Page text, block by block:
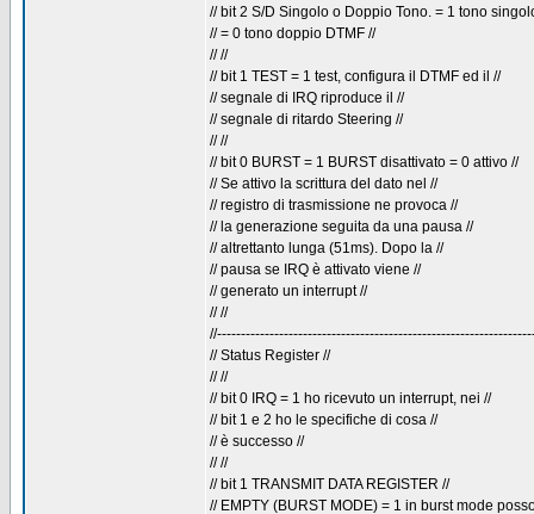
// bit 2 S/D Singolo o Doppio Tono. = 1 tono
// = 0 tono doppio DTMF //
// //
// bit 1 TEST = 1 test, configura il DTMF ed il //
// segnale di IRQ riproduce il //
// segnale di ritardo Steering //
// //
// bit 0 BURST = 1 BURST disattivato = 0 attivo //
// Se attivo la scrittura del dato nel //
// registro di trasmissione ne provoca //
// la generazione seguita da una pausa //
// altrettanto lunga (51ms). Dopo la //
// pausa se IRQ è attivato viene //
// generato un interrupt //
// //
// Status Register //
// //
// bit 0 IRQ = 1 ho ricevuto un interrupt, nei //
// bit 1 e 2 ho le specifiche di cosa //
// è successo //
// //
// bit 1 TRANSMIT DATA REGISTER //
// EMPTY (BURST MODE) = 1 in burst mode